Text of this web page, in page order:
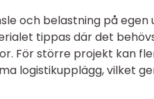
och belastning på egen
tippas där det
För större projekt kan
logistikupplägg, vilket